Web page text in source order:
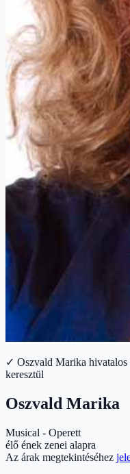
✓ Oszvald Marika hivatalos
keresztül
Oszvald Marika
Musical - Operett
élő ének zenei alapra
Az árak megtekintéséhez